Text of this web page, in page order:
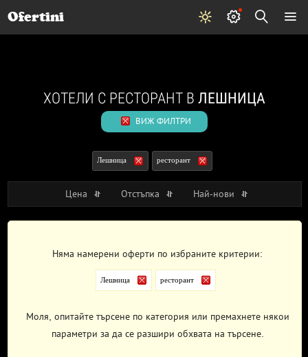
Ofertini
ХОТЕЛИ С РЕСТОРАНТ В ЛЕШНИЦА
ВИЖ ФИЛТРИ
Лешница ресторант
Цена Отстъпка Най-нови
Няма намерени оферти по избраните критерии:
Лешница ресторант
Моля, опитайте търсене по категория или премахнете някои
параметри за да се разшири обхвата на търсене.